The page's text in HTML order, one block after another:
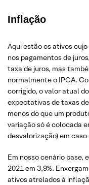
Inflação
Aqui estão os ativos
nos pagamentos de
taxa de juros, mas
normalmente o IPCA.
corrigido, o valor atual
expectativas de taxas
menos do que um
variação só é colocada
desvalorização) em
Em nosso cenário base,
2021 em 3,9%.
ativos atrelados à